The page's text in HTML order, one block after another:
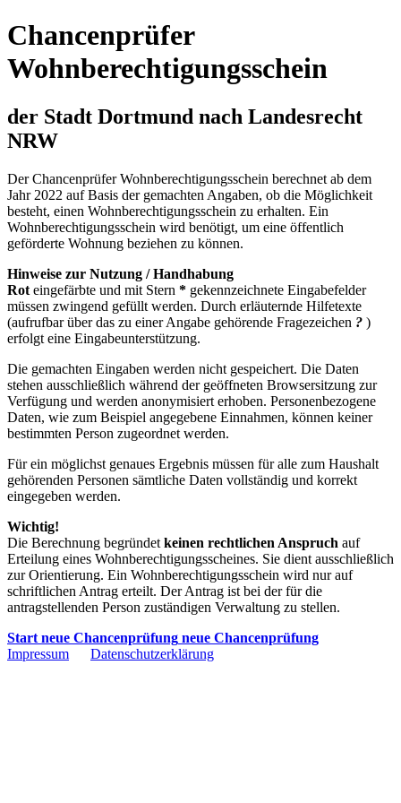
Chancenprüfer
Wohnberechtigungsschein
der Stadt Dortmund nach Landesrecht
NRW
Der Chancenprüfer Wohnberechtigungsschein berechnet ab dem
Jahr 2022 auf Basis der gemachten Angaben, ob die Möglichkeit
besteht, einen Wohnberechtigungsschein zu erhalten. Ein
Wohnberechtigungsschein wird benötigt, um eine öffentlich
geförderte Wohnung beziehen zu können.
Hinweise zur Nutzung / Handhabung
Rot eingefärbte und mit Stern * gekennzeichnete Eingabefelder
müssen zwingend gefüllt werden. Durch erläuternde Hilfetexte
(aufrufbar über das zu einer Angabe gehörende Fragezeichen ? )
erfolgt eine Eingabeunterstützung.
Die gemachten Eingaben werden nicht gespeichert. Die Daten
stehen ausschließlich während der geöffneten Browsersitzung zur
Verfügung und werden anonymisiert erhoben. Personenbezogene
Daten, wie zum Beispiel angegebene Einnahmen, können keiner
bestimmten Person zugeordnet werden.
Für ein möglichst genaues Ergebnis müssen für alle zum Haushalt
gehörenden Personen sämtliche Daten vollständig und korrekt
eingegeben werden.
Wichtig!
Die Berechnung begründet keinen rechtlichen Anspruch auf
Erteilung eines Wohnberechtigungsscheines. Sie dient ausschließlich
zur Orientierung. Ein Wohnberechtigungsschein wird nur auf
schriftlichen Antrag erteilt. Der Antrag ist bei der für die
antragstellenden Person zuständigen Verwaltung zu stellen.
Start neue Chancenprüfung neue Chancenprüfung
Impressum
Datenschutzerklärung